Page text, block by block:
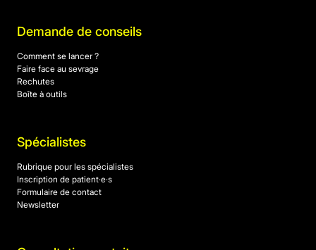
Demande de conseils
Comment se lancer ?
Faire face au sevrage
Rechutes
Boîte à outils
Spécialistes
Rubrique pour les spécialistes
Inscription de patient·e·s
Formulaire de contact
Newsletter